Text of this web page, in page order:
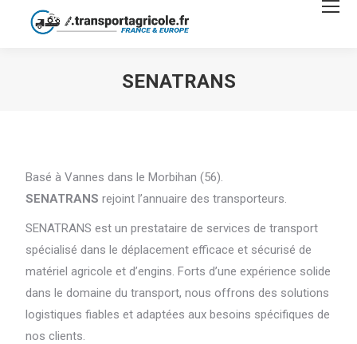
SENATRANS
Basé à Vannes dans le Morbihan (56).
SENATRANS rejoint l’annuaire des transporteurs.
SENATRANS est un prestataire de services de transport
spécialisé dans le déplacement efficace et sécurisé de
matériel agricole et d’engins. Forts d’une expérience solide
dans le domaine du transport, nous offrons des solutions
logistiques fiables et adaptées aux besoins spécifiques de
nos clients.